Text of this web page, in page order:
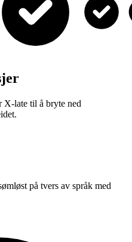
X-late til å bryte ned
på tvers av språk med